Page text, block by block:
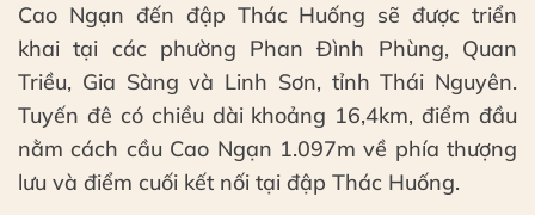
Cao Ngạn đến đập Thác Huống sẽ được triển
khai tại các phường Phan Đình Phùng, Quan
Triều, Gia Sàng và Linh Sơn, tỉnh Thái Nguyên.
Tuyến đê có chiều dài khoảng 16,4km, điểm đầu
nằm cách cầu Cao Ngạn 1.097m về phía thượng
lưu và điểm cuối kết nối tại đập Thác Huống.